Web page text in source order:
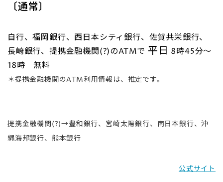
〔通常〕
自行、福岡銀行、西日本シティ銀行、佐賀共栄銀行、
長崎銀行、提携金融機関(?)のATMで 平日 8時45分～
18時 無料
＊提携金融機関のATM利用情報は、推定です。
提携金融機関(?)→豊和銀行、宮崎太陽銀行、南日本銀行、沖
縄海邦銀行、熊本銀行
公式サイト